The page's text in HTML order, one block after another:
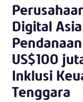
Digital
US$100
Inklusi
Tenggara